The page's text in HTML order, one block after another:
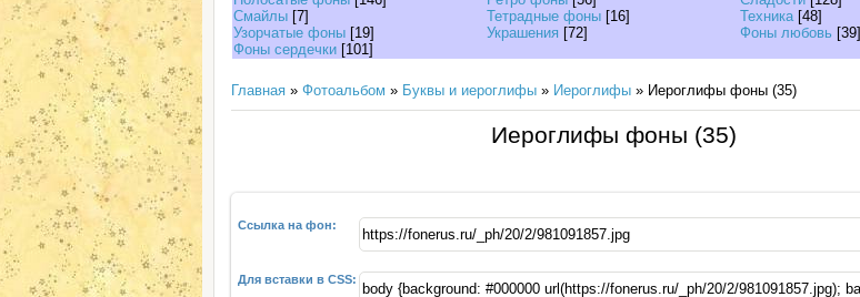
Смайлы [7] Тетрадные фоны [16] Техника [48]
Узорчатые фоны [19] Украшения [72] Фоны любовь [39]
Фоны сердечки [101]
Главная » Фотоальбом » Буквы и иероглифы » Иероглифы » Иероглифы фоны (35)
Иероглифы фоны (35)
Ссылка на фон:
Для вставки в CSS: